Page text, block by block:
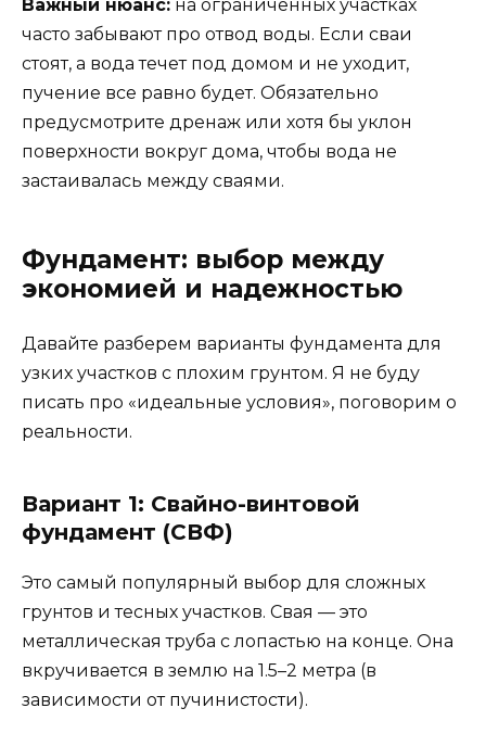
Важный нюанс: на ограниченных участках
часто забывают про отвод воды. Если сваи
стоят, а вода течет под домом и не уходит,
пучение все равно будет. Обязательно
предусмотрите дренаж или хотя бы уклон
поверхности вокруг дома, чтобы вода не
застаивалась между сваями.
Фундамент: выбор между
экономией и надежностью
Давайте разберем варианты фундамента для
узких участков с плохим грунтом. Я не буду
писать про «идеальные условия», поговорим о
реальности.
Вариант 1: Свайно-винтовой
фундамент (СВФ)
Это самый популярный выбор для сложных
грунтов и тесных участков. Свая — это
металлическая труба с лопастью на конце. Она
вкручивается в землю на 1.5–2 метра (в
зависимости от пучинистости).